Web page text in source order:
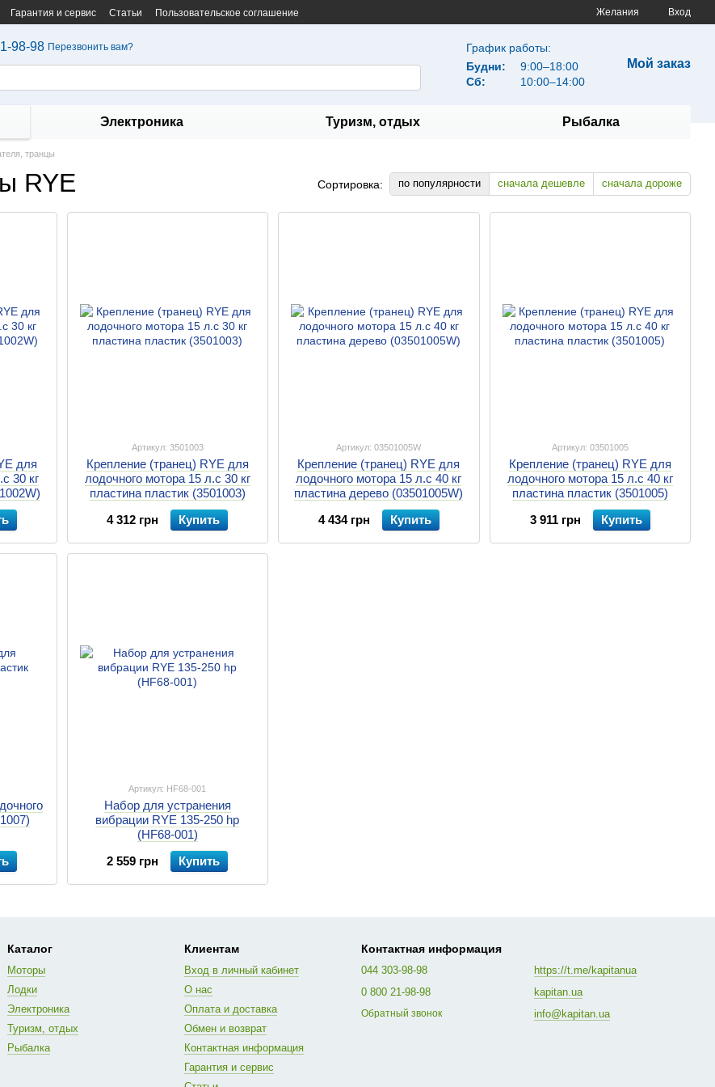
Гарантия и сервис Статьи Пользовательское соглашение Желания Вход
98-98 Перезвонить вам?
График работы:
Будни:
9:00–18:00
Сб:
10:00–14:00
Мой заказ
Электроника Туризм, отдых Рыбалка
транцы
RYE Сортировка: по популярности сначала дешевле сначала дороже
для
30 кг
Артикул: 3501003
Крепление (транец) RYE для
лодочного мотора 15 л.с 30 кг
пластина пластик (3501003)
4 312 грн
Купить
Артикул: 03501005W
Крепление (транец) RYE для
лодочного мотора 15 л.с 40 кг
пластина дерево (03501005W)
4 434 грн
Купить
Артикул: 03501005
Крепление (транец) RYE для
лодочного мотора 15 л.с 40 кг
пластина пластик (3501005)
3 911 грн
Купить
Артикул: HF68-001
Набор для устранения
вибрации RYE 135-250 hp
(HF68-001)
2 559 грн
Купить
Каталог
Моторы
Лодки
Электроника
Туризм, отдых
Рыбалка
Клиентам
Вход в личный кабинет
О нас
Оплата и доставка
Обмен и возврат
Контактная информация
Гарантия и сервис
Контактная информация
044 303-98-98
0 800 21-98-98
Обратный звонок
https://t.me/kapitanua
kapitan.ua
info@kapitan.ua